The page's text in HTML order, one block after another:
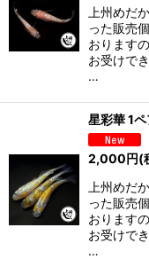
上州めだ
った販売
おります
お受けで
…
星彩華 1
2,000円(
上州めだ
った販売
おります
お受けで
…